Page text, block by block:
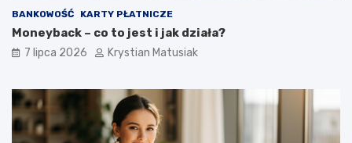
BANKOWOŚĆ KARTY PŁATNICZE
Moneyback – co to jest i jak działa?
7 lipca 2026 Krystian Matusiak